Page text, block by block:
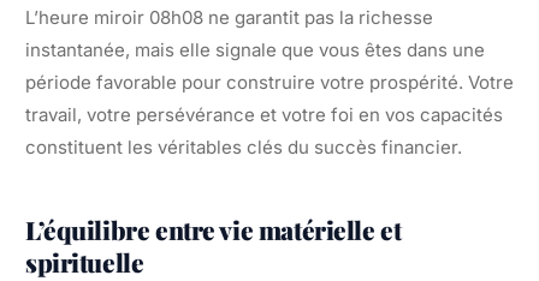
L’heure miroir 08h08 ne garantit pas la richesse
instantanée, mais elle signale que vous êtes dans une
période favorable pour construire votre prospérité. Votre
travail, votre persévérance et votre foi en vos capacités
constituent les véritables clés du succès financier.
L’équilibre entre vie matérielle et
spirituelle